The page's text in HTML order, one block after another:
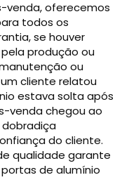
venda, oferecemos
todos os
se houver
produção ou
ou
cliente relatou
estava solta após
venda chegou ao
do cliente.
qualidade garante
de alumínio